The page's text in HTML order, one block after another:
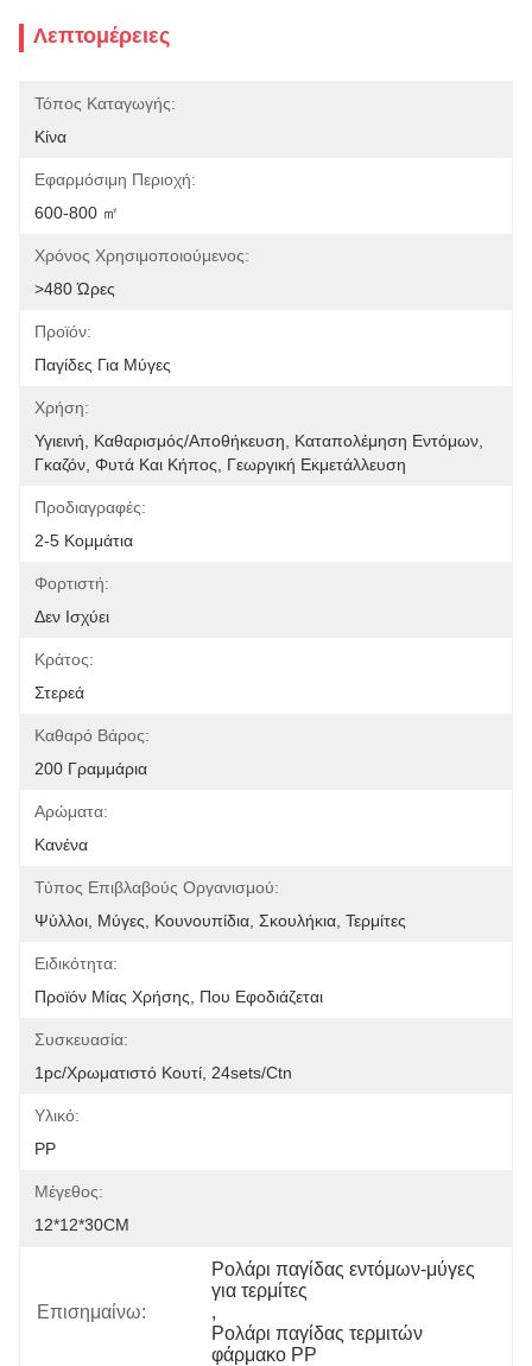
Λεπτομέρειες
Τόπος Καταγωγής:
Κίνα
Εφαρμόσιμη Περιοχή:
600-800 ㎡
Χρόνος Χρησιμοποιούμενος:
>480 Ώρες
Προϊόν:
Παγίδες Για Μύγες
Χρήση:
Υγιεινή, Καθαρισμός/Αποθήκευση, Καταπολέμηση Εντόμων,
Γκαζόν, Φυτά Και Κήπος, Γεωργική Εκμετάλλευση
Προδιαγραφές:
2-5 Κομμάτια
Φορτιστή:
Δεν Ισχύει
Κράτος:
Στερεά
Καθαρό Βάρος:
200 Γραμμάρια
Αρώματα:
Κανένα
Τύπος Επιβλαβούς Οργανισμού:
Ψύλλοι, Μύγες, Κουνουπίδια, Σκουλήκια, Τερμίτες
Ειδικότητα:
Προϊόν Μίας Χρήσης, Που Εφοδιάζεται
Συσκευασία:
1pc/χρωματιστό Κουτί, 24sets/ctn
Υλικό:
PP
Μέγεθος:
12*12*30CM
Επισημαίνω:
Ρολάρι παγίδας εντόμων-μύγες
για τερμίτες
,
Ρολάρι παγίδας τερμιτών
φάρμακο PP